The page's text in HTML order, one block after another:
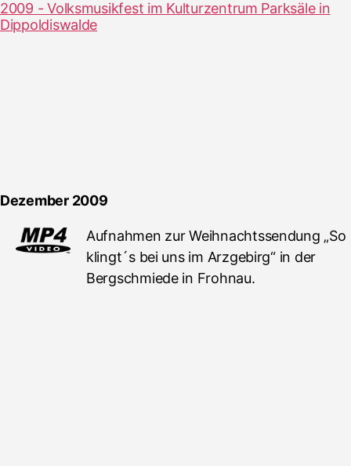
2009 - Volksmusikfest im Kulturzentrum Parksäle in
Dippoldiswalde
Dezember 2009
Aufnahmen zur Weihnachtssendung „So
klingt´s bei uns im Arzgebirg“ in der
Bergschmiede in Frohnau.